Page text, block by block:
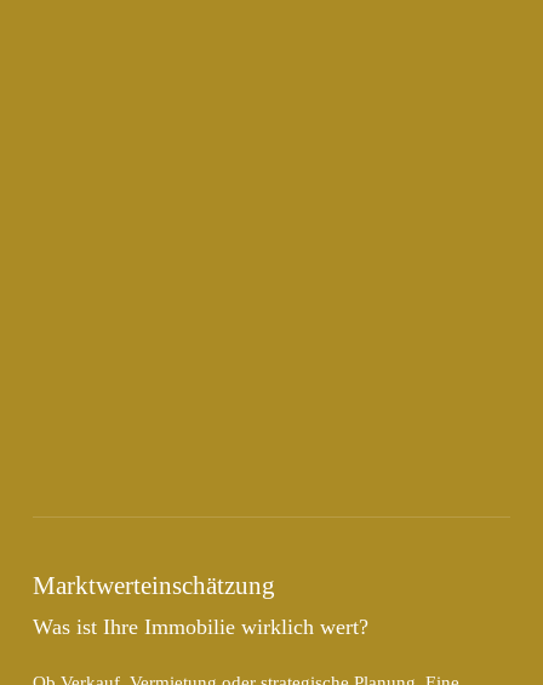
Marktwerteinschätzung
Was ist Ihre Immobilie wirklich wert?